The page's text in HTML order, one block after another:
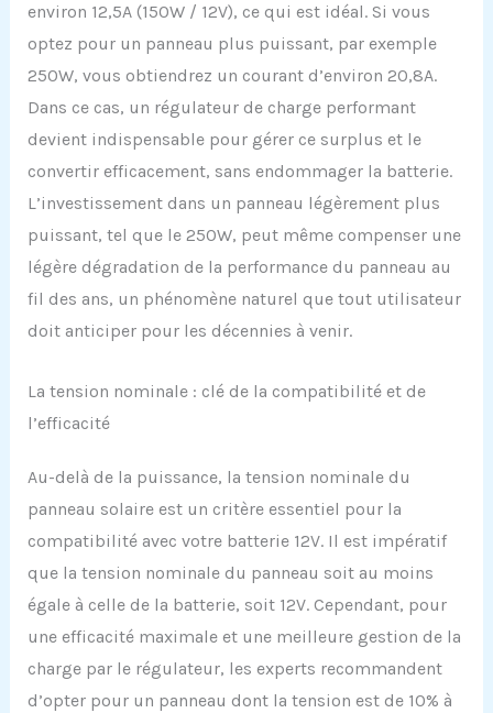
environ 12,5A (150W / 12V), ce qui est idéal. Si vous
optez pour un panneau plus puissant, par exemple
250W, vous obtiendrez un courant d’environ 20,8A.
Dans ce cas, un régulateur de charge performant
devient indispensable pour gérer ce surplus et le
convertir efficacement, sans endommager la batterie.
L’investissement dans un panneau légèrement plus
puissant, tel que le 250W, peut même compenser une
légère dégradation de la performance du panneau au
fil des ans, un phénomène naturel que tout utilisateur
doit anticiper pour les décennies à venir.
La tension nominale : clé de la compatibilité et de
l’efficacité
Au-delà de la puissance, la tension nominale du
panneau solaire est un critère essentiel pour la
compatibilité avec votre batterie 12V. Il est impératif
que la tension nominale du panneau soit au moins
égale à celle de la batterie, soit 12V. Cependant, pour
une efficacité maximale et une meilleure gestion de la
charge par le régulateur, les experts recommandent
d’opter pour un panneau dont la tension est de 10% à